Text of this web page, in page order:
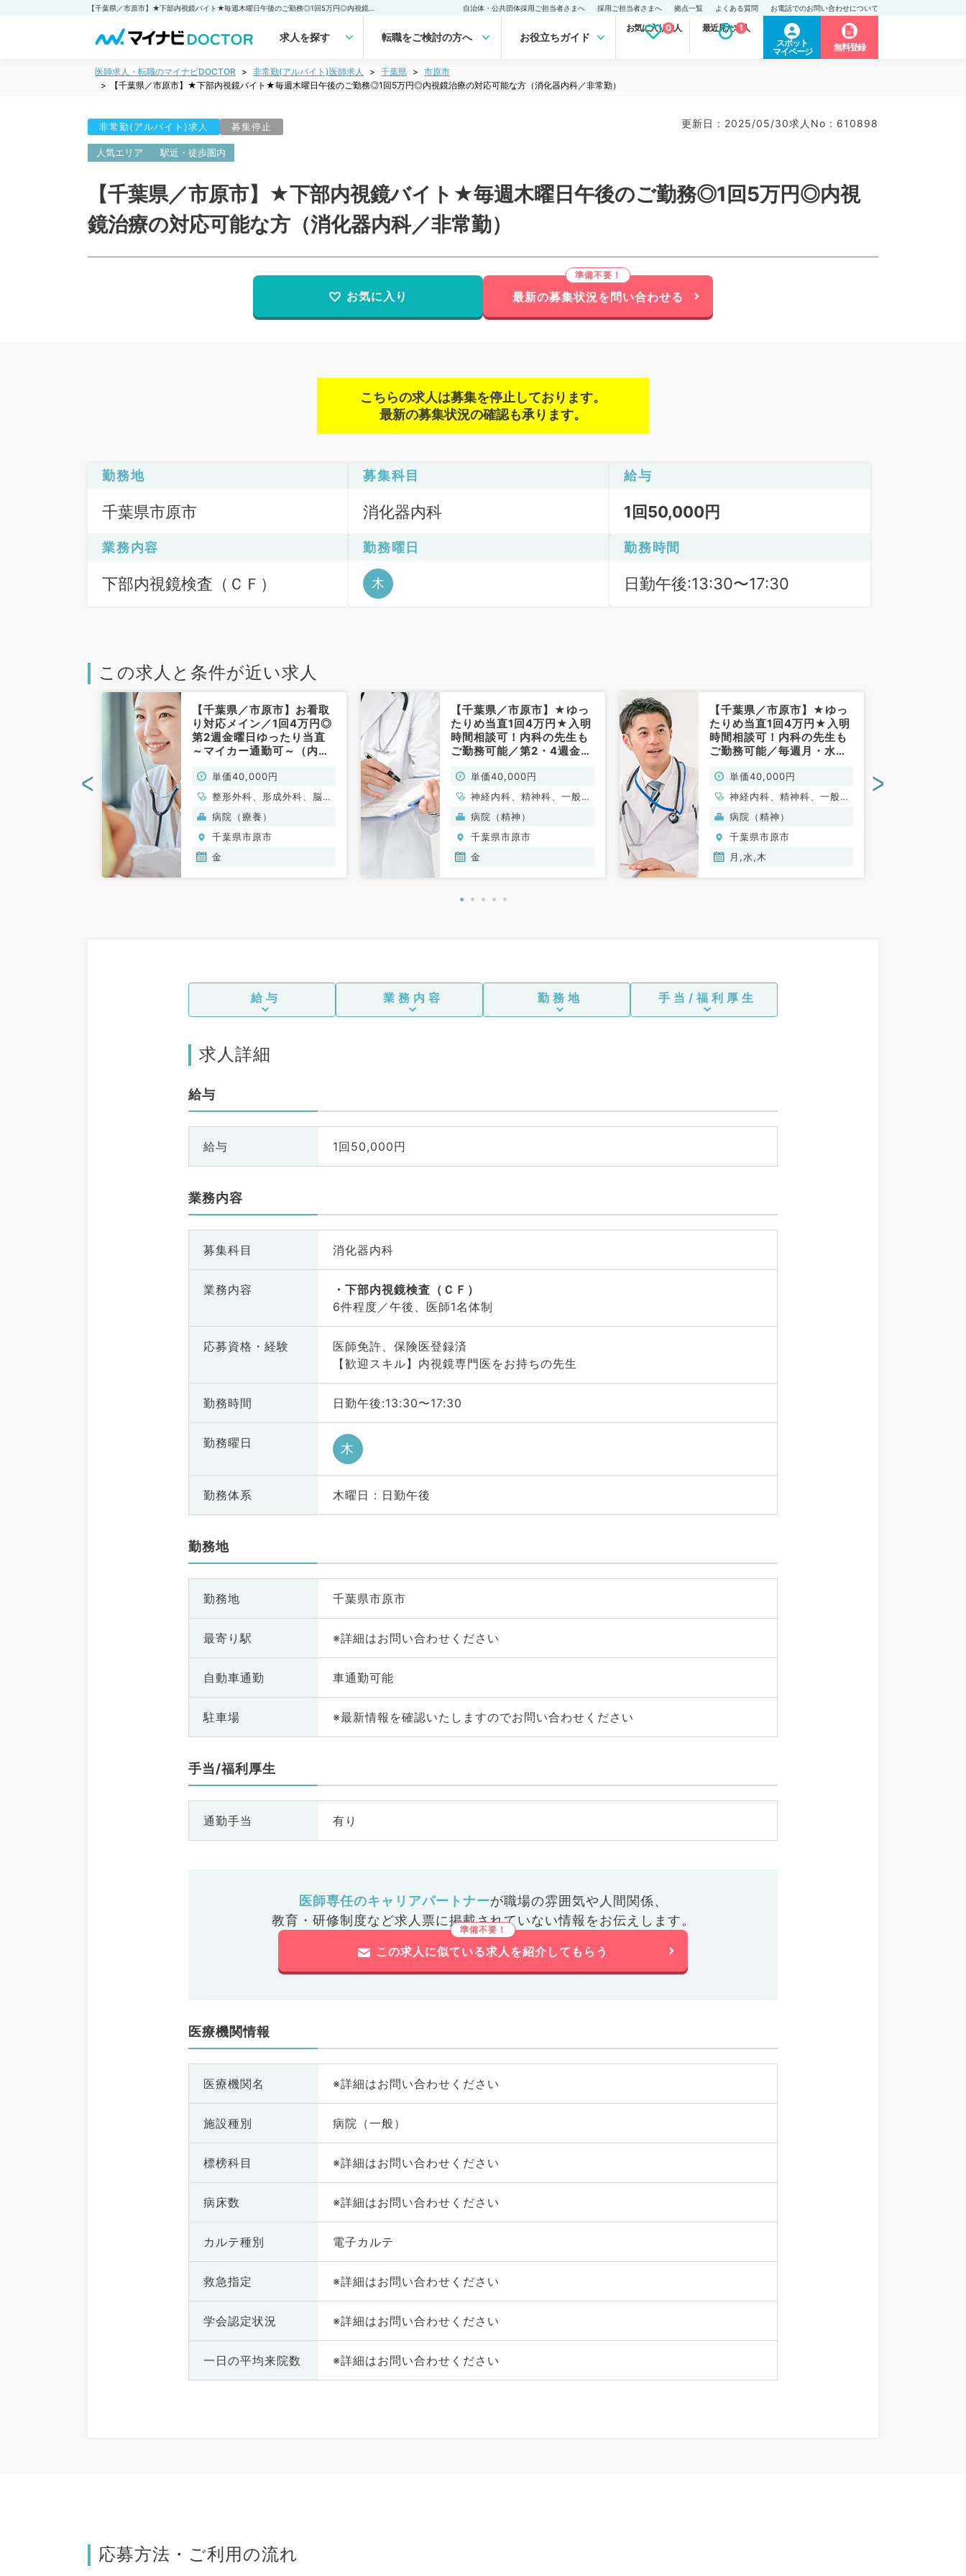
自治体・公共団体採用ご担当者さまへ 採用ご担当者さまへ 拠点一覧 よくある質問 お電話でのお問い合わせについて
求人を探す 転職をご検討の方へ お役立ちガイド
お気に入り求人
0 最近見た求人
1
スポット
マイページ
無料登録
医師求人・転職のマイナビDOCTOR 非常勤(アルバイト)医師求人 千葉県
市原市
【千葉県／市原市】★下部内視鏡バイト★毎週木曜日午後のご勤務◎1回5万円◎内視鏡治療の対応可能な方（消化器内科／非常勤）
非常勤(アルバイト)求人 募集停止 更新日 : 2025/05/30求人No : 610898
人気エリア 駅近・徒歩圏内
【千葉県／市原市】★下部内視鏡バイト★毎週木曜日午後のご勤務◎1回5万円◎内視
鏡治療の対応可能な方（消化器内科／非常勤）
お気に入り 最新の募集状況を問い合わせる
こちらの求人は募集を停止しております。
最新の募集状況の確認も承ります。
勤務地
千葉県市原市
募集科目
消化器内科
給与
1回50,000円
業務内容
下部内視鏡検査（ＣＦ）
勤務曜日
木
勤務時間
日勤午後:13:30〜17:30
この求人と条件が近い求人
【千葉県／市原市】お看取
り対応メイン／1回4万円◎
第2週金曜日ゆったり当直
～マイカー通勤可～（内科
単価40,000円
整形外科、形成外科、脳神
経外科、呼吸器外科、心臓
血管外科、小児外科、一般
内科、循環器内科、呼吸器
内科、消化器内科、内分
病院（療養）
千葉県市原市
金
【千葉県／市原市】★ゆっ
たりめ当直1回4万円★入明
時間相談可！内科の先生も
ご勤務可能／第2・4週金曜
る先生歓迎（精神科、一般
内科／非常勤）
単価40,000円
神経内科、精神科、一般内
科、循環器内科、呼吸器内
科、消化器内科、内分泌・
代謝内科、腎臓内科、老年
内科、血液内科、外科系全
病院（精神）
千葉県市原市
金
【千葉県／市原市】★ゆっ
たりめ当直1回4万円★入明
時間相談可！内科の先生も
ご勤務可能／毎週月・水・
可能な精神科病院◎全身管
理管理できる先生歓迎（精
神科、一般内科／非常勤）
単価40,000円
神経内科、精神科、一般内
科、循環器内科、呼吸器内
科、消化器内科、内分泌・
代謝内科、腎臓内科、老年
内科、血液内科、外科系全
病院（精神）
千葉県市原市
月,水,木
< >
給与 業務内容 勤務地 手当/福利厚生
求人詳細
給与
給与 1回50,000円
業務内容
募集科目 消化器内科
業務内容
下部内視鏡検査（ＣＦ）
6件程度／午後、医師1名体制
応募資格・ 経験
医師免許、保険医登録済
【歓迎スキル】内視鏡専門医をお持ちの先生
勤務時間 日勤午後:13:30〜17:30
勤務曜日 木
勤務体系 木曜日 : 日勤午後
勤務地
勤務地 千葉県市原市
最寄り駅 ※詳細はお問い合わせください
自動車通勤 車通勤可能
駐車場 ※最新情報を確認いたしますのでお問い合わせください
手当/福利厚生
通勤手当 有り
医師専任のキャリアパートナーが職場の雰囲気や人間関係、
教育・研修制度など求人票に掲載されていない情報をお伝えします。
この求人に似ている求人を紹介してもらう
医療機関情報
医療機関名 ※詳細はお問い合わせください
施設種別 病院（一般）
標榜科目 ※詳細はお問い合わせください
病床数 ※詳細はお問い合わせください
カルテ種別 電子カルテ
救急指定 ※詳細はお問い合わせください
学会認定状況 ※詳細はお問い合わせください
一日の平均来院数 ※詳細はお問い合わせください
応募方法・ご利用の流れ